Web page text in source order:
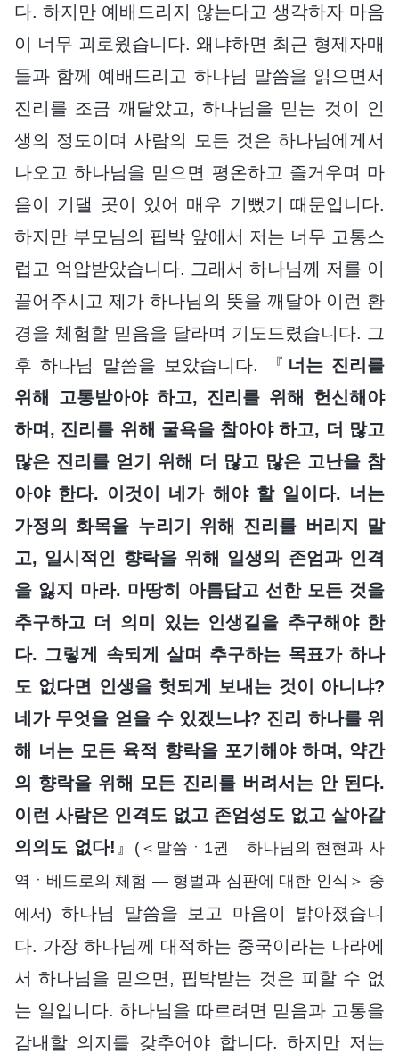
다. 하지만 예배드리지 않는다고 생각하자 마음
이 너무 괴로웠습니다. 왜냐하면 최근 형제자매
들과 함께 예배드리고 하나님 말씀을 읽으면서
진리를 조금 깨달았고, 하나님을 믿는 것이 인
생의 정도이며 사람의 모든 것은 하나님에게서
나오고 하나님을 믿으면 평온하고 즐거우며 마
음이 기댈 곳이 있어 매우 기뻤기 때문입니다.
하지만 부모님의 핍박 앞에서 저는 너무 고통스
럽고 억압받았습니다. 그래서 하나님께 저를 이
끌어주시고 제가 하나님의 뜻을 깨달아 이런 환
경을 체험할 믿음을 달라며 기도드렸습니다. 그
후 하나님 말씀을 보았습니다. 『 너는 진리를
위해 고통받아야 하고, 진리를 위해 헌신해야
하며, 진리를 위해 굴욕을 참아야 하고, 더 많고
많은 진리를 얻기 위해 더 많고 많은 고난을 참
아야 한다. 이것이 네가 해야 할 일이다. 너는
가정의 화목을 누리기 위해 진리를 버리지 말
고, 일시적인 향락을 위해 일생의 존엄과 인격
을 잃지 마라. 마땅히 아름답고 선한 모든 것을
추구하고 더 의미 있는 인생길을 추구해야 한
다. 그렇게 속되게 살며 추구하는 목표가 하나
도 없다면 인생을 헛되게 보내는 것이 아니냐?
네가 무엇을 얻을 수 있겠느냐? 진리 하나를 위
해 너는 모든 육적 향락을 포기해야 하며, 약간
의 향락을 위해 모든 진리를 버려서는 안 된다.
이런 사람은 인격도 없고 존엄성도 없고 살아갈
의의도 없다! 』 (＜말씀ㆍ1권 하나님의 현현과 사
역ㆍ베드로의 체험 ― 형벌과 심판에 대한 인식＞ 중
에서) 하나님 말씀을 보고 마음이 밝아졌습니
다. 가장 하나님께 대적하는 중국이라는 나라에
서 하나님을 믿으면, 핍박받는 것은 피할 수 없
는 일입니다. 하나님을 따르려면 믿음과 고통을
감내할 의지를 갖추어야 합니다. 하지만 저는